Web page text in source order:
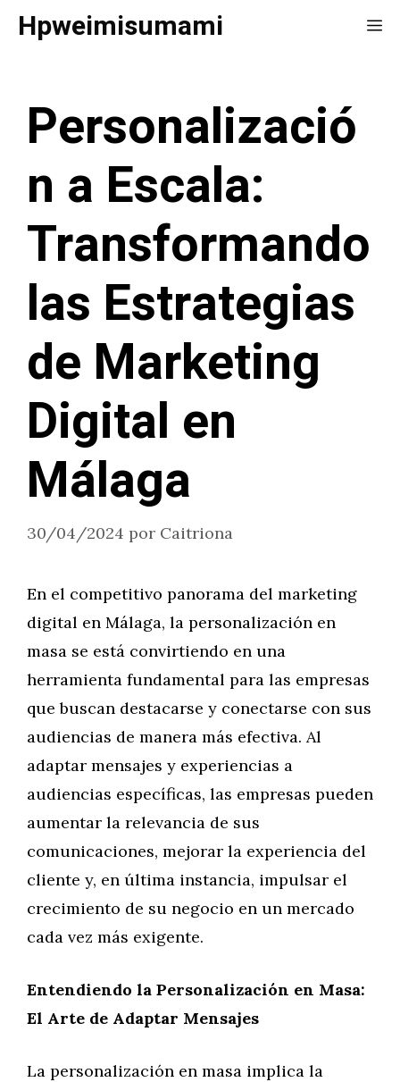
SaltarHpweimisumami
Personalizació
n a Escala:
Transformando
las Estrategias
de Marketing
Digital en
Málaga
30/04/2024 por Caitriona
En el competitivo panorama del marketing
digital en Málaga, la personalización en
masa se está convirtiendo en una
herramienta fundamental para las empresas
que buscan destacarse y conectarse con sus
audiencias de manera más efectiva. Al
adaptar mensajes y experiencias a
audiencias específicas, las empresas pueden
aumentar la relevancia de sus
comunicaciones, mejorar la experiencia del
cliente y, en última instancia, impulsar el
crecimiento de su negocio en un mercado
cada vez más exigente.
Entendiendo la Personalización en Masa:
El Arte de Adaptar Mensajes
La personalización en masa implica la